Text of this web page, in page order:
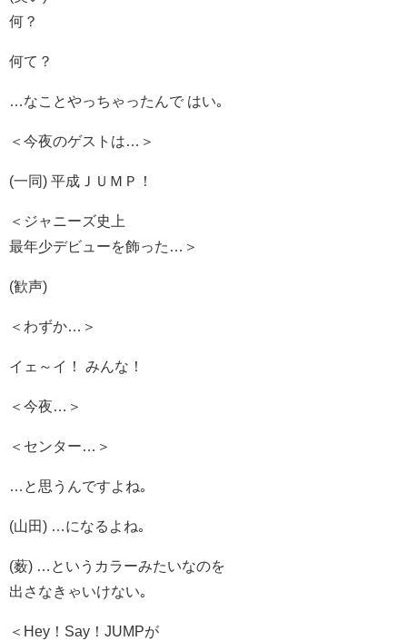
何？
何て？
…なことやっちゃったんで はい｡
＜今夜のゲストは…＞
(一同) 平成ＪＵＭＰ！
＜ジャニーズ史上
最年少デビューを飾った…＞
(歓声)
＜わずか…＞
イェ～イ！ みんな！
＜今夜…＞
＜センター…＞
…と思うんですよね｡
(山田) …になるよね｡
(薮) …というカラーみたいなのを
出さなきゃいけない｡
＜Hey！Say！JUMPが